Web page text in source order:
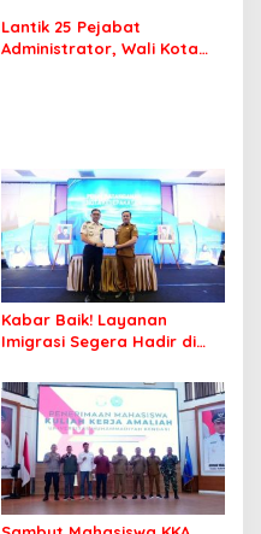
Sekolah dengan Aman
Lantik 25 Pejabat
Administrator, Wali Kota
Kabar Baik! Layanan
Imigrasi Segera Hadir di
Perlu Lagi ke Kendari